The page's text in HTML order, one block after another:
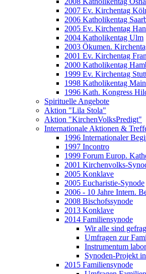
2007 Ev. Kirchentag
2006 Katholikentag
2005 Ev. Kirchentag
2004 Katholikentag Ulm
2003 Ökumen.
2001 Ev. Kirchentag
2000 Katholikentag
1999 Ev. Kirchentag
1998 Katholikentag
1996 Kath. Kongress
Spirituelle Angebote
Aktion "Lila Stola"
Aktion "KirchenVolksPredigt"
Internationale Aktionen &
1996 Internationaler
1997 Incontro
1999 Forum Europ.
2001 Kirchenvolks-
2005 Konklave
2005 Eucharistie-Synode
2006 - 10 Jahre Intern.
2008 Bischofssynode
2013 Konklave
2014 Familiensynode
Wir alle sind
Umfragen zur
Instrumentum
Synoden-Projekt
2015 Familiensynode